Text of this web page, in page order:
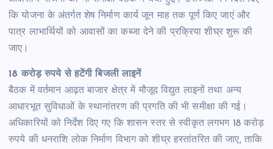
कि योजना के अंतर्गत शेष निर्माण कार्य जून माह तक पूर्ण किए जाएं और
पात्र लाभार्थियों को आवासों का कब्जा देने की प्रक्रिया शीघ्र शुरू की
जाए।
18 करोड़ रुपये से हटेंगी बिजली लाइनें
बैठक में वर्तमान आढ़त बाजार क्षेत्र में मौजूद विद्युत लाइनों तथा अन्य
आधारभूत सुविधाओं के स्थानांतरण की प्रगति की भी समीक्षा की गई।
अधिकारियों को निर्देश दिए गए कि शासन स्तर से स्वीकृत लगभग 18 करोड़
रुपये की धनराशि लोक निर्माण विभाग को शीघ्र हस्तांतरित की जाए, ताकि